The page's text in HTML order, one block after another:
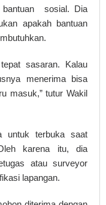
bantuan sosial. Dia
apakah bantuan
sasaran. Kalau
menerima bisa
masuk,” tutur Wakil
untuk terbuka saat
karena itu, dia
atau surveyor
lapangan.